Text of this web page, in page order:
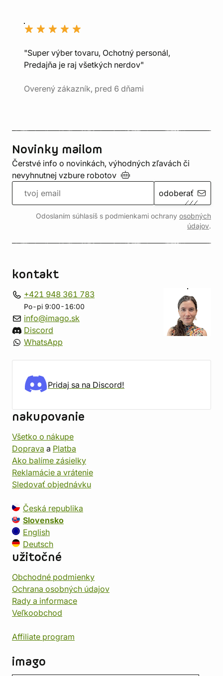
"Super výber tovaru, Ochotný personál,
Predajňa je raj všetkých nerdov"
Overený zákazník, pred 6 dňami
Novinky mailom
Čerstvé info o novinkách, výhodných zľavách či
nevyhnutnej vzbure robotov
odoberať
Odoslaním súhlasíš s podmienkami ochrany osobných
údajov.
kontakt
+421 948 361 783
Po-pi 9:00-16:00
info@imago.sk
Discord
WhatsApp
Pridaj sa na Discord!
nakupovanie
Všetko o nákupe
Doprava a Platba
Ako balíme zásielky
Reklamácie a vrátenie
Sledovať objednávku
Česká republika
Slovensko
English
Deutsch
užitočné
Obchodné podmienky
Ochrana osobných údajov
Rady a informace
Veľkoobchod
Affiliate program
imago